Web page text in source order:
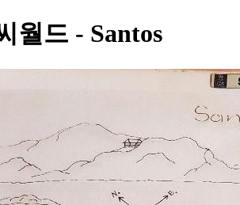
월드 - Santos